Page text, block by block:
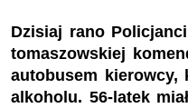
Dzisiaj rano
tomaszowskiej
autobusem kierowcy,
alkoholu. 56-latek